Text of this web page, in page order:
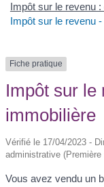
Impôt sur le revenu
Impôt sur le revenu
Fiche pratique
Impôt sur le
immobilière
Vérifié le 17/04/2023 -
administrative (Première
Vous avez vendu un